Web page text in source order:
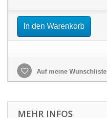
In den Warenkorb
Auf meine Wunschliste
MEHR INFOS